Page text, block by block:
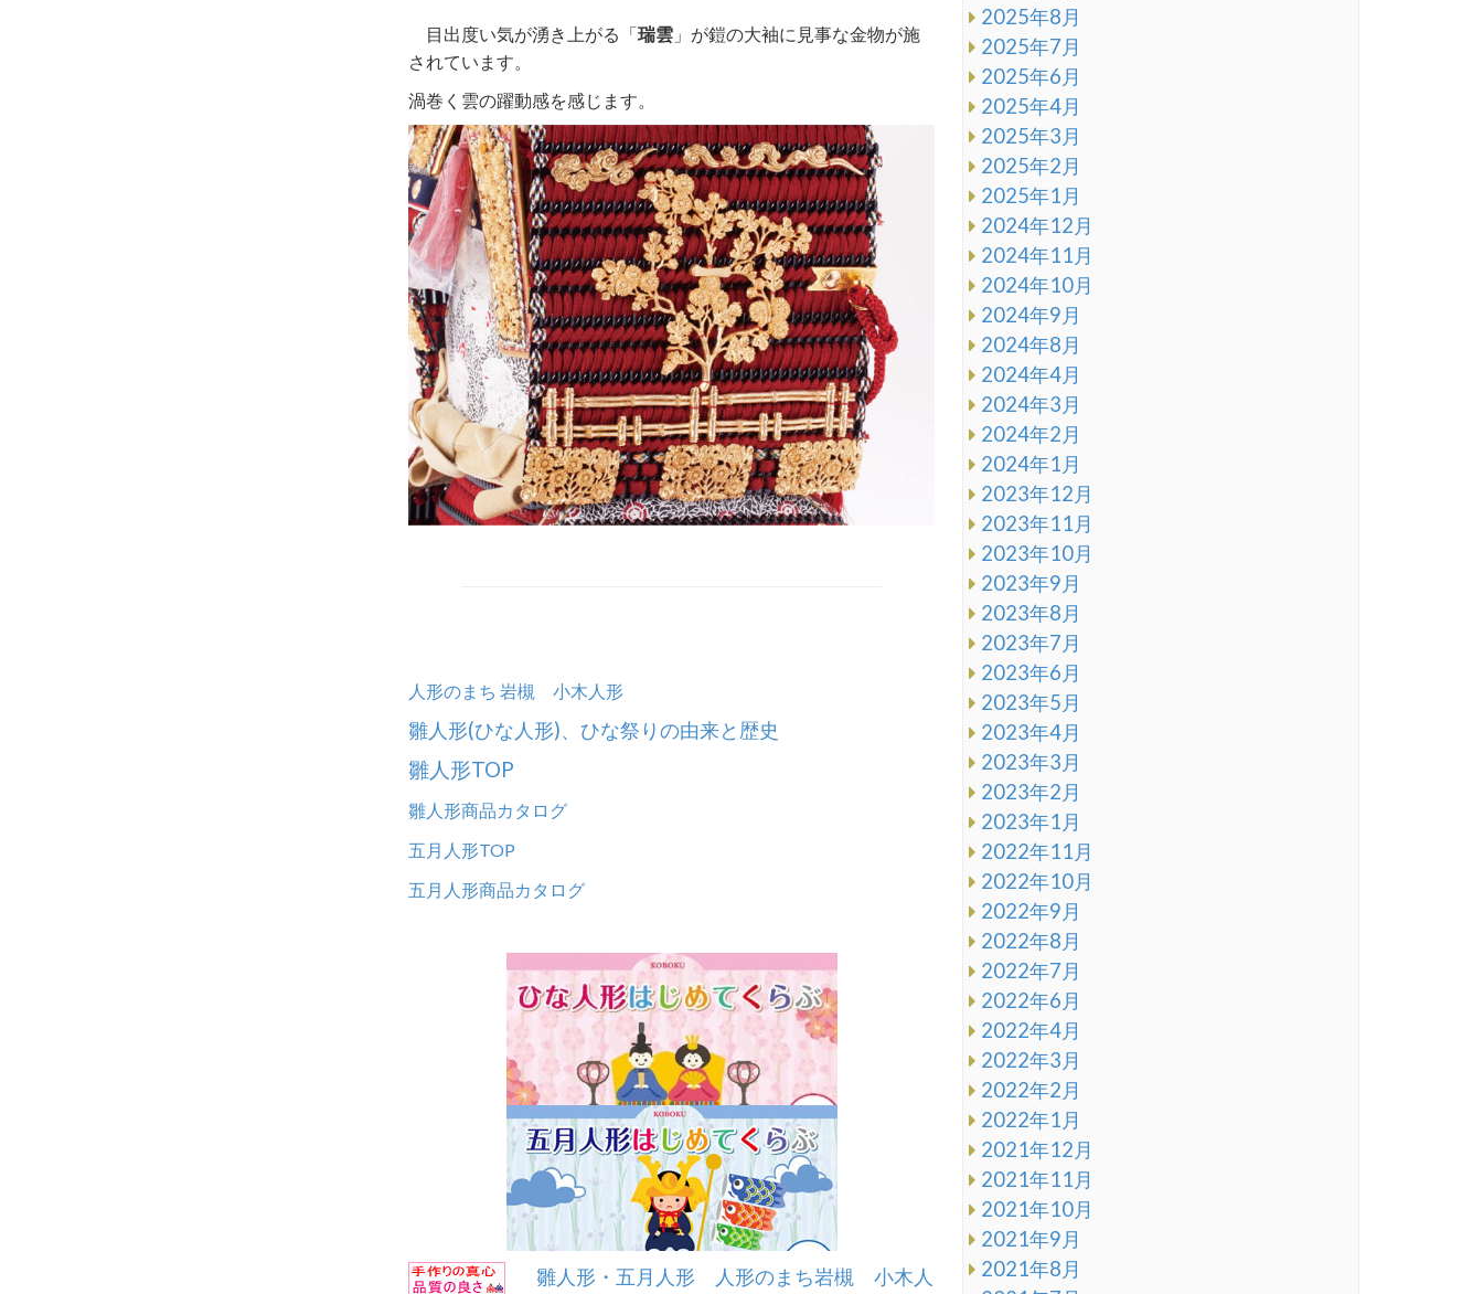
目出度い気が湧き上がる「瑞雲 」が鎧の大袖に見事な金物が施
されています。
渦巻く雲の躍動感を感じます。
人形のまち 岩槻 小木人形
雛人形(ひな人形)、ひな祭りの由来と歴史
雛人形TOP
雛人形商品カタログ
五月人形TOP
五月人形商品カタログ
雛人形・五月人形 人形のまち岩槻 小木人
2025年8月
2025年7月
2025年6月
2025年4月
2025年3月
2025年2月
2025年1月
2024年12月
2024年11月
2024年10月
2024年9月
2024年8月
2024年4月
2024年3月
2024年2月
2024年1月
2023年12月
2023年11月
2023年10月
2023年9月
2023年8月
2023年7月
2023年6月
2023年5月
2023年4月
2023年3月
2023年2月
2023年1月
2022年11月
2022年10月
2022年9月
2022年8月
2022年7月
2022年6月
2022年4月
2022年3月
2022年2月
2022年1月
2021年12月
2021年11月
2021年10月
2021年9月
2021年8月